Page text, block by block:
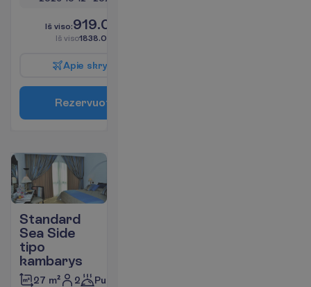
Iš viso:919.00
Iš viso1838.00
Apie skry
Rezervuot
Standard
Sea Side
tipo
kambarys
27 m² 2 Pusryčiai